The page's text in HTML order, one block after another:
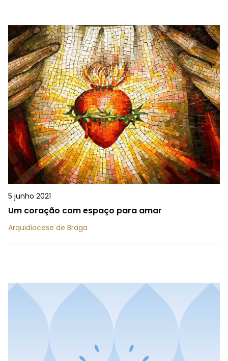
5 junho 2021
Um coração com espaço para amar
Arquidiocese de Braga